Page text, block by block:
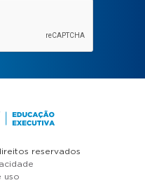
reservados
uso